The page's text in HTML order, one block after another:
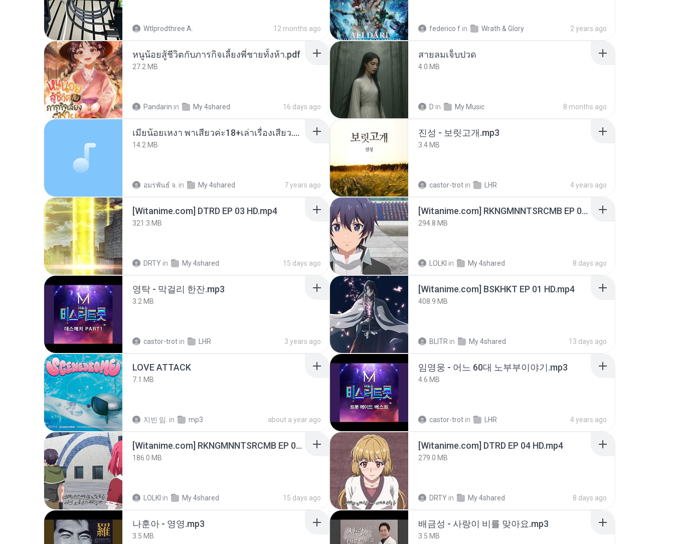
Wtlprodthree A. 12 months ago federico f in Wrath & Glory 2 years ago
หนูน้อยสู้ชีวิตกับภารกิจเลี้ยงพี่ชายทั้งห้า.pdf
27.2 MB
Pandarin in My 4shared 16 days ago
สายลมเจ็บปวด
4.0 MB
D in My Music 8 months ago
เมียน้อยเหงา พาเสียวค่ะ18+เล่าเรื่องเสียว.mp3
14.2 MB
อมรพันธ์ จ. in My 4shared 7 years ago
진성 - 보릿고개.mp3
3.4 MB
castor-trot in LHR 4 years ago
[Witanime.com] DTRD EP 03 HD.mp4
321.3 MB
DRTY in My 4shared 15 days ago
[Witanime.com] RKNGMNNTSRCMB EP 06 HD.mp4
294.8 MB
LOLKI in My 4shared 8 days ago
영탁 - 막걸리 한잔.mp3
3.2 MB
castor-trot in LHR 3 years ago
[Witanime.com] BSKHKT EP 01 HD.mp4
408.9 MB
BLITR in My 4shared 13 days ago
LOVE ATTACK
7.1 MB
지빈 임. in mp3 about a year ago
임영웅 - 어느 60대 노부부이야기.mp3
4.6 MB
castor-trot in LHR 4 years ago
[Witanime.com] RKNGMNNTSRCMB EP 05 HD.mp4
186.0 MB
LOLKI in My 4shared 15 days ago
[Witanime.com] DTRD EP 04 HD.mp4
279.0 MB
DRTY in My 4shared 8 days ago
나훈아 - 영영.mp3
3.5 MB
배금성 - 사랑이 비를 맞아요.mp3
3.5 MB